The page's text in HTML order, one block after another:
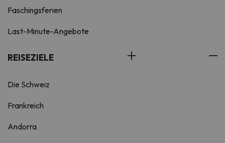
Faschingsferien
Last-Minute-Angebote
REISEZIELE
Die Schweiz
Frankreich
Andorra